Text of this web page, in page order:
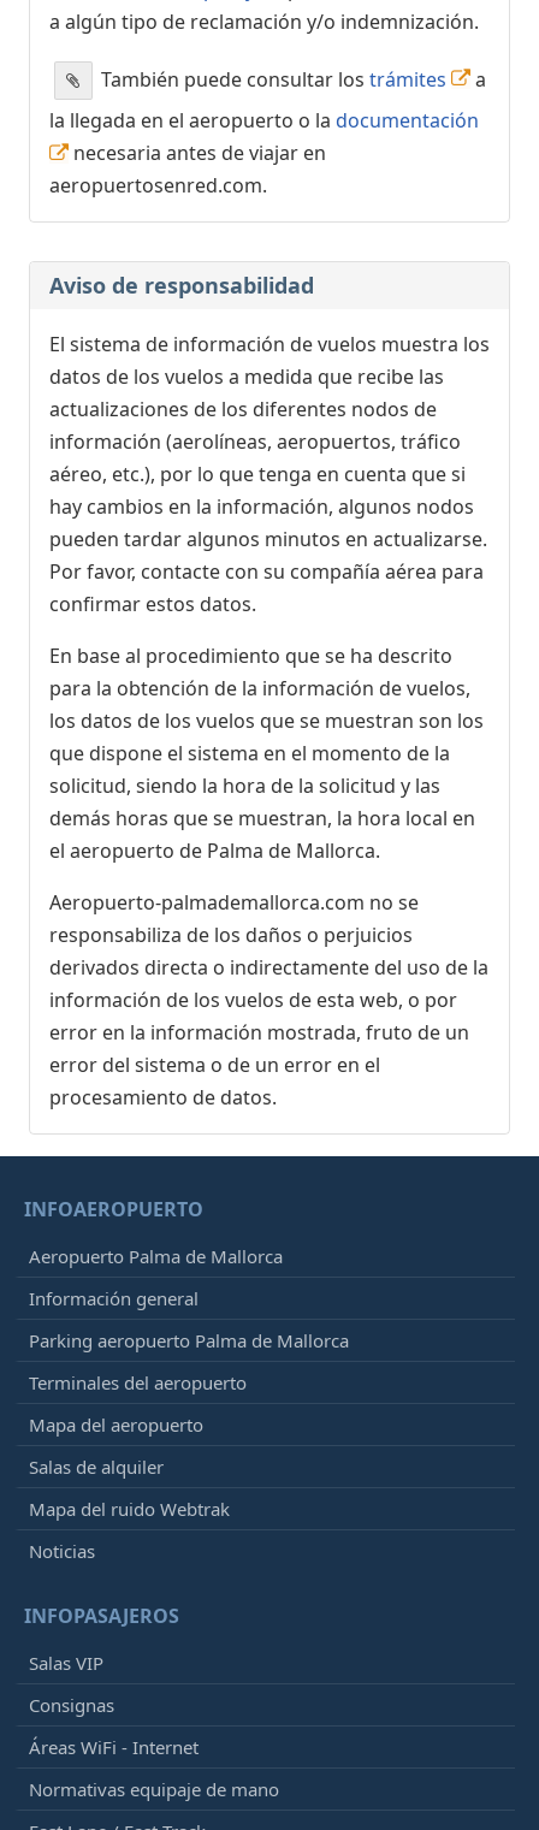
a algún tipo de reclamación y/o indemnización.
También puede consultar los trámites
a
la llegada en el aeropuerto o la documentación
necesaria antes de viajar en
aeropuertosenred.com.
Aviso de responsabilidad
El sistema de información de vuelos muestra los
datos de los vuelos a medida que recibe las
actualizaciones de los diferentes nodos de
información (aerolíneas, aeropuertos, tráfico
aéreo, etc.), por lo que tenga en cuenta que si
hay cambios en la información, algunos nodos
pueden tardar algunos minutos en actualizarse.
Por favor, contacte con su compañía aérea para
confirmar estos datos.
En base al procedimiento que se ha descrito
para la obtención de la información de vuelos,
los datos de los vuelos que se muestran son los
que dispone el sistema en el momento de la
solicitud, siendo la hora de la solicitud y las
demás horas que se muestran, la hora local en
el aeropuerto de Palma de Mallorca.
Aeropuerto-palmademallorca.com no se
responsabiliza de los daños o perjuicios
derivados directa o indirectamente del uso de la
información de los vuelos de esta web, o por
error en la información mostrada, fruto de un
error del sistema o de un error en el
procesamiento de datos.
INFOAEROPUERTO
Aeropuerto Palma de Mallorca
Información general
Parking aeropuerto Palma de Mallorca
Terminales del aeropuerto
Mapa del aeropuerto
Salas de alquiler
Mapa del ruido Webtrak
Noticias
INFOPASAJEROS
Salas VIP
Consignas
Áreas WiFi - Internet
Normativas equipaje de mano